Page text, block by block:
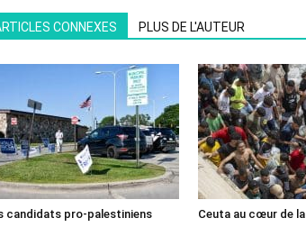
CONNEXES PLUS DE L'AUTEUR
candidats pro-palestiniens
Ceuta au cœur de